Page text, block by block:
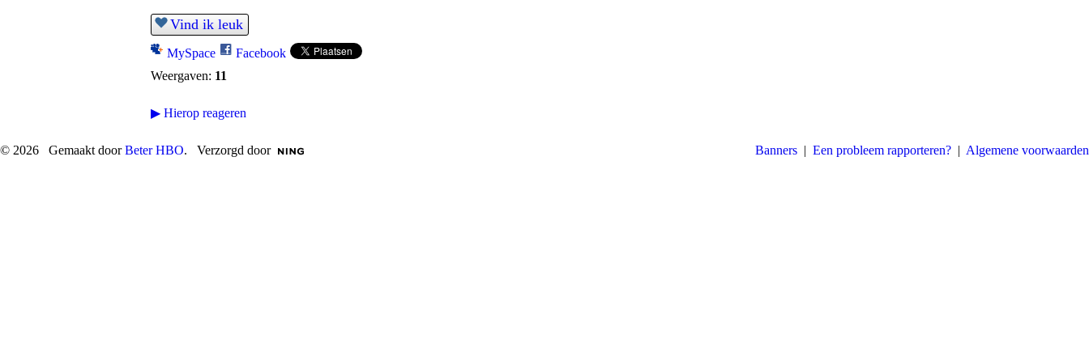
Vind ik leuk
MySpace
Facebook
Weergaven: 11
▶ Hierop reageren
© 2026 Gemaakt doorBeter HBO. Verzorgd door Banners | Een probleem rapporteren? | Algemene voorwaarden